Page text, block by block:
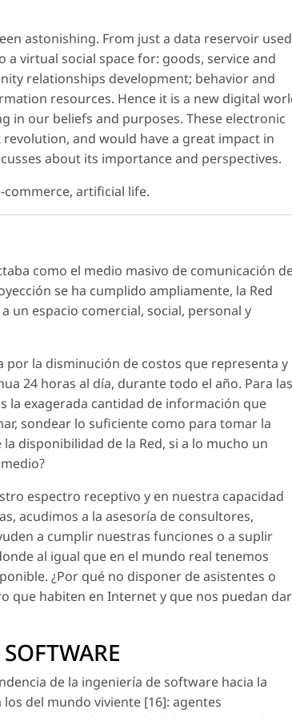
astonishing. From just a data reservoir used
virtual social space for: goods, service and
relationships development; behavior and
resources. Hence it is a new digital
in our beliefs and purposes. These electronic
and would have a great impact in
about its importance and perspectives.
artificial life.
como el medio masivo de comunicación
se ha cumplido ampliamente, la Red
un espacio comercial, social, personal y
por la disminución de costos que representa y
24 horas al día, durante todo el año. Para las
la exagerada cantidad de información que
sondear lo suficiente como para tomar la
disponibilidad de la Red, si a lo mucho un
espectro receptivo y en nuestra capacidad
acudimos a la asesoría de consultores,
a cumplir nuestras funciones o a suplir
al igual que en el mundo real tenemos
¿Por qué no disponer de asistentes o
que habiten en Internet y que nos puedan dar
de la ingeniería de software hacia la
del mundo viviente [16]: agentes